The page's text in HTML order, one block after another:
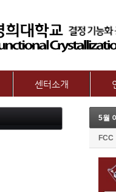
센터소개
교수
5월
FCC